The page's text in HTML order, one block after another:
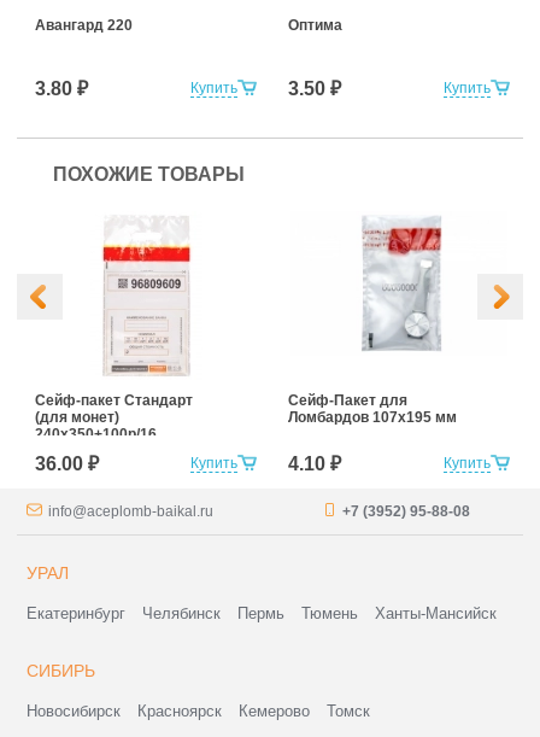
Купить
Авангард 220
3.80 ₽ Купить
Оптима
3.50 ₽
ПОХОЖИЕ ТОВАРЫ
Купить
Сейф-пакет Cтандарт
(для монет)
240x350+100р/16
36.00 ₽ Купить
Сейф-Пакет для
Ломбардов 107x195 мм
4.10 ₽
info@aceplomb-baikal.ru +7 (3952) 95-88-08
УРАЛ
Екатеринбург Челябинск Пермь Тюмень Ханты-Мансийск
СИБИРЬ
Новосибирск Красноярск Кемерово Томск